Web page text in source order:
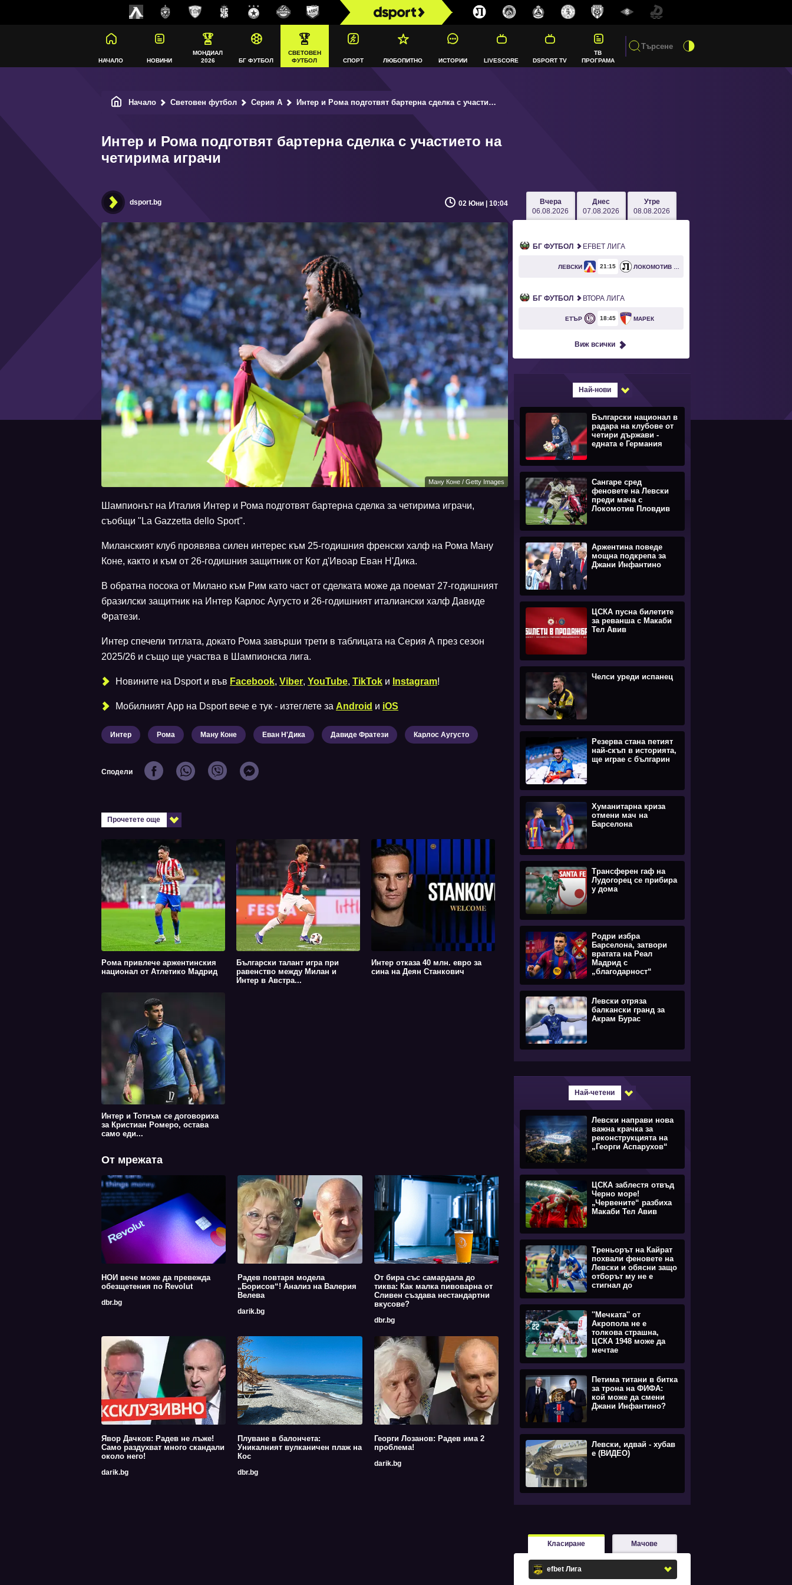
НАЧАЛО НОВИНИ
МОНДИАЛ
2026
БГ ФУТБОЛ
СВЕТОВЕН
ФУТБОЛ
СПОРТ ЛЮБОПИТНО ИСТОРИИ LIVESCORE DSPORT TV
ТВ
ПРОГРАМА
Начало Световен футбол Серия А Интер и Рома подготвят бартерна сделка с участието на четирима играчи
Интер и Рома подготвят бартерна сделка с участието на
четирима играчи
dsport.bg 02 Юни | 10:04
Ману Коне / Getty Images
Шампионът на Италия Интер и Рома подготвят бартерна сделка за четирима играчи,
съобщи "La Gazzetta dello Sport".
Миланският клуб проявява силен интерес към 25-годишния френски халф на Рома Ману
Коне, както и към от 26-годишния защитник от Кот д'Ивоар Еван Н'Дика.
В обратна посока от Милано към Рим като част от сделката може да поемат 27-годишният
бразилски защитник на Интер Карлос Аугусто и 26-годишният италиански халф Давиде
Фратези.
Интер спечели титлата, докато Рома завърши трети в таблицата на Серия А през сезон
2025/26 и също ще участва в Шампионска лига.
Новините на Dsport и във Facebook, Viber, YouTube, TikTok и Instagram!
Мобилният Аpp на Dsport вече е тук - изтеглете за Android и iOS
Интер Рома Ману Коне Еван Н'Дика Давиде Фратези Карлос Аугусто
Сподели
Прочетете още
Рома привлече аржентинския
национал от Атлетико Мадрид
Български талант игра при
равенство между Милан и
Интер в Австра...
Интер отказа 40 млн. евро за
сина на Деян Станкович
Интер и Тотнъм се договориха
за Кристиан Ромеро, остава
само еди...
От мрежата
НОИ вече може да превежда
обезщетения по Revolut
dbr.bg
Радев повтаря модела
„Борисов“! Анализ на Валерия
Велева
darik.bg
От бира със самардала до
тиква: Как малка пивоварна от
Сливен създава нестандартни
вкусове?
dbr.bg
Явор Дачков: Радев не лъже!
Само раздухват много скандали
около него!
darik.bg
Плуване в балончета:
Уникалният вулканичен плаж на
Кос
dbr.bg
Георги Лозанов: Радев има 2
проблема!
darik.bg
Вчера
06.08.2026
Днес
07.08.2026
Утре
08.08.2026
БГ ФУТБОЛ EFBET ЛИГА
ЛЕВСКИ 21 15
БГ ФУТБОЛ ВТОРА ЛИГА
ЕТЪР 18 45 МАРЕК
Виж всички
Най-нови
Български национал в
радара на клубове от
четири държави -
едната е Германия
Сангаре сред
феновете на Левски
преди мача с
Локомотив Пловдив
Аржентина поведе
мощна подкрепа за
Джани Инфантино
ЦСКА пусна билетите
за реванша с Макаби
Тел Авив
Челси уреди испанец
Резерва стана петият
най-скъп в историята,
ще играе с българин
Хуманитарна криза
отмени мач на
Барселона
Трансферен гаф на
Лудогорец се прибира
у дома
Родри избра
Барселона, затвори
вратата на Реал
Мадрид с
„благодарност“
Левски отряза
балкански гранд за
Акрам Бурас
Най-четени
Левски направи нова
важна крачка за
реконструкцията на
„Георги Аспарухов“
ЦСКА заблестя отвъд
Черно море!
„Червените“ разбиха
Макаби Тел Авив
Треньорът на Кайрат
похвали феновете на
Левски и обясни защо
отборът му не е
стигнал до
''Мечката'' от
Акропола не е
толкова страшна,
ЦСКА 1948 може да
мечтае
Петима титани в битка
за трона на ФИФА:
кой може да смени
Джани Инфантино?
Левски, идвай - хубав
е (ВИДЕО)
Класиране Мачове